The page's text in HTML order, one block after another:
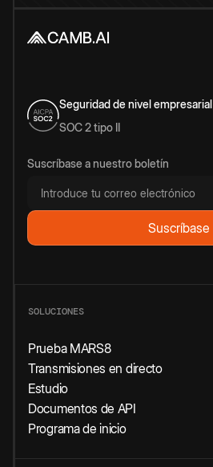
Seguridad de nivel empresarial
SOC 2 tipo II
Suscríbase a nuestro boletín
SOLUCIONES
Prueba MARS8
Transmisiones en directo
Estudio
Documentos de API
Programa de inicio